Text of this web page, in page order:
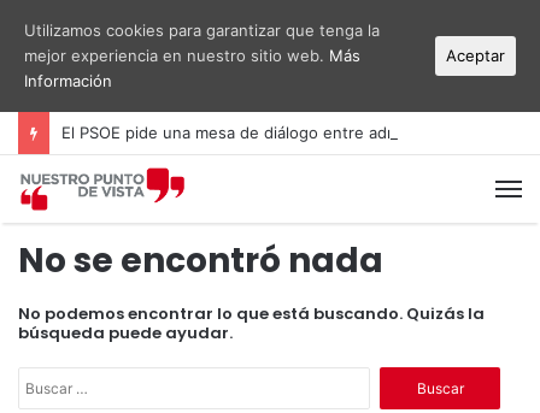
No se encontró nada
No podemos encontrar lo que está buscando. Quizás la
búsqueda puede ayudar.
Utilizamos cookies para garantizar que tenga la
mejor experiencia en nuestro sitio web. Más
Información
Aceptar